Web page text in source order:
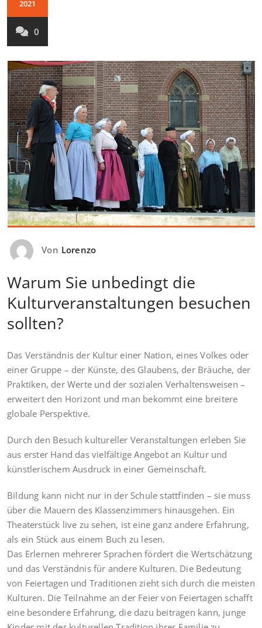
2021
0
Von Lorenzo
Warum Sie unbedingt die
Kulturveranstaltungen besuchen
sollten?
Das Verständnis der Kultur einer Nation, eines Volkes oder
einer Gruppe – der Künste, des Glaubens, der Bräuche, der
Praktiken, der Werte und der sozialen Verhaltensweisen –
erweitert den Horizont und man bekommt eine breitere
globale Perspektive.
Durch den Besuch kultureller Veranstaltungen erleben Sie
aus erster Hand das vielfältige Angebot an Kultur und
künstlerischem Ausdruck in einer Gemeinschaft.
Bildung kann nicht nur in der Schule stattfinden – sie muss
über die Mauern des Klassenzimmers hinausgehen. Ein
Theaterstück live zu sehen, ist eine ganz andere Erfahrung,
als ein Stück aus einem Buch zu lesen.
Das Erlernen mehrerer Sprachen fördert die Wertschätzung
und das Verständnis für andere Kulturen. Die Bedeutung
von Feiertagen und Traditionen zieht sich durch die meisten
Kulturen. Die Teilnahme an der Feier von Feiertagen schafft
eine besondere Erfahrung, die dazu beitragen kann, junge